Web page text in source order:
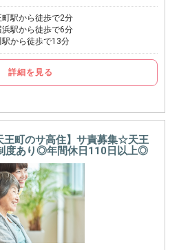
駅から徒歩で2分
駅から徒歩で6分
から徒歩で13分
詳細を見る
王町のサ高住】サ責募集☆天王
度あり◎年間休日110日以上◎